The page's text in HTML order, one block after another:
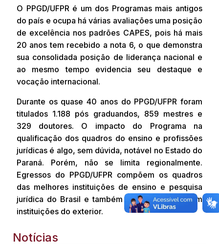
O PPGD/UFPR é um dos Programas mais antigos
do país e ocupa há várias avaliações uma posição
de excelência nos padrões CAPES, pois há mais
20 anos tem recebido a nota 6, o que demonstra
sua consolidada posição de liderança nacional e
ao mesmo tempo evidencia seu destaque e
vocação internacional.
Durante os quase 40 anos do PPGD/UFPR foram
titulados 1.188 pós graduandos, 859 mestres e
329 doutores. O impacto do Programa na
qualificação dos quadros do ensino e profissões
jurídicas é algo, sem dúvida, notável no Estado do
Paraná. Porém, não se limita regionalmente.
Egressos do PPGD/UFPR compõem os quadros
das melhores instituições de ensino e pesquisa
jurídica do Brasil e também estão presentes em
instituições do exterior.
Notícias